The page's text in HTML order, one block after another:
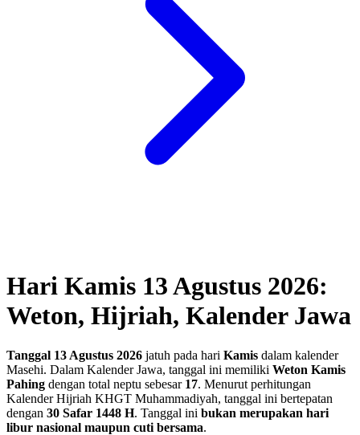
Hari Kamis 13 Agustus 2026:
Weton, Hijriah, Kalender Jawa
Tanggal 13 Agustus 2026 jatuh pada hari Kamis dalam kalender
Masehi. Dalam Kalender Jawa, tanggal ini memiliki Weton Kamis
Pahing dengan total neptu sebesar 17. Menurut perhitungan
Kalender Hijriah KHGT Muhammadiyah, tanggal ini bertepatan
dengan 30 Safar 1448 H. Tanggal ini bukan merupakan hari
libur nasional maupun cuti bersama.